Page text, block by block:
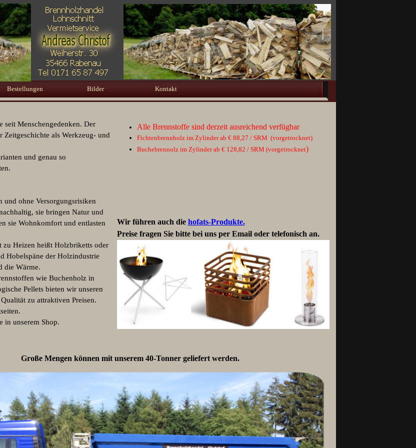
Menü überspringen
Bestellungen Bilder ▼
Kontakt
Alle Brennstoffe sind derzeit ausreichend verfügbar
Fichtenbrennholz im Zylinder ab € 88,27 / SRM (vorgetrocknet)
Buchebrennolz im Zylinder ab € 128,82 / SRM (vorgetrocknet)
Wir führen auch die hofats-Produkte.
Preise fragen Sie bitte bei uns per Email oder telefonisch an.
seit Menschengedenken. Der
Zeitgeschichte als Werkzeug- und
und genau so
und ohne Versorgungsrisiken
sie bringen Natur und
sie Wohnkomfort und entlasten
zu Heizen heißt Holzbriketts oder
Hobelspäne der Holzindustrie
die Wärme.
wie Buchenholz in
Pellets bieten wir unseren
zu attraktiven Preisen.
in unserem Shop.
Große Mengen können mit unserem 40-Tonner geliefert werden.